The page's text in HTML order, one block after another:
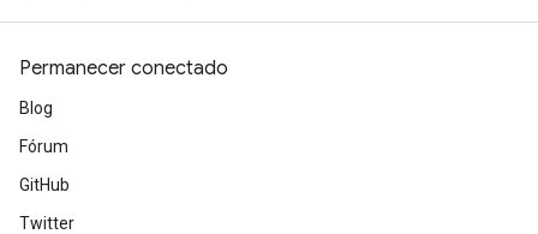
Permanecer conectado
Blog
Fórum
GitHub
Twitter